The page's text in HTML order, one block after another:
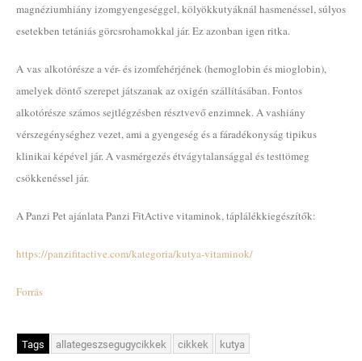
magnéziumhiány izomgyengeséggel, kölyökkutyáknál hasmenéssel, súlyos
esetekben tetániás görcsrohamokkal jár. Ez azonban igen ritka.
A vas alkotórésze a vér- és izomfehérjének (hemoglobin és mioglobin),
amelyek döntő szerepet játszanak az oxigén szállításában. Fontos
alkotórésze számos sejtlégzésben résztvevő enzimnek. A vashiány
vérszegénységhez vezet, ami a gyengeség és a fáradékonyság tipikus
klinikai képével jár. A vasmérgezés étvágytalansággal és testtömeg
csökkenéssel jár.
A Panzi Pet ajánlata Panzi FitActive vitaminok, táplálékkiegészítők:
https://panzifitactive.com/kategoria/kutya-vitaminok/
Forrás
Tags allategeszsegugycikkek cikkek kutya